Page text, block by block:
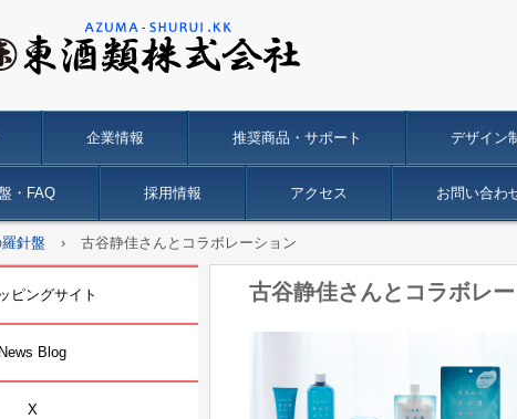
企業情報 推奨商品・サポート デザイン
・FAQ 採用情報 アクセス お問い合わ
針盤 › 古谷静佳さんとコラボレーション
古谷静佳さんとコラボレ
ピングサイト
News Blog
X